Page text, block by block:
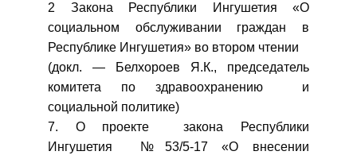
2 Закона Республики Ингушетия «О
социальном обслуживании граждан в
Республике Ингушетия» во втором чтении
(докл. — Белхороев Я.К., председатель
комитета по здравоохранению и
социальной политике)
7. О проекте закона Республики
Ингушетия №53/5-17 «О внесении